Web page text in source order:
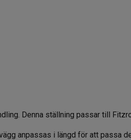
Denna ställning passar till
anpassas i längd för att passa